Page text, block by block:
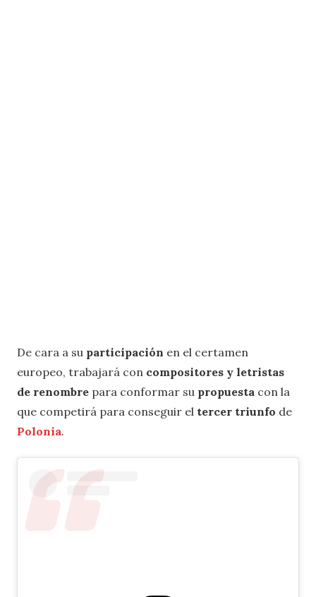
De cara a su participación en el certamen
europeo, trabajará con compositores y letristas
de renombre para conformar su propuesta con la
que competirá para conseguir el tercer triunfo de
Polonia.